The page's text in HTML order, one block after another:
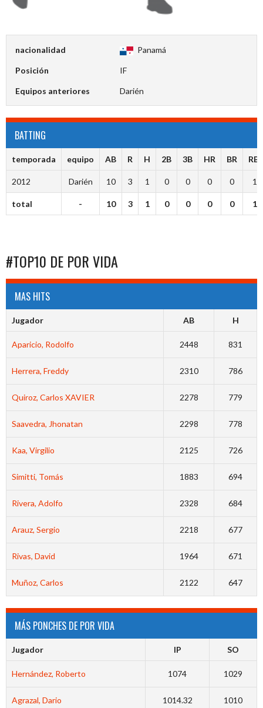
nacionalidad Panamá
Posición IF
Equipos anteriores Darién
BATTING
temporada equipo AB R H 2B 3B HR BR RBI
2012 Darién 10 3 1 0 0 0 0 1
total - 10 3 1 0 0 0 0 1
#TOP10 DE POR VIDA
MAS HITS
Jugador AB H
Aparicio, Rodolfo 2448 831
Herrera, Freddy 2310 786
Quiroz, Carlos XAVIER 2278 779
Saavedra, Jhonatan 2298 778
Kaa, Virgilio 2125 726
Simitti, Tomás 1883 694
Rivera, Adolfo 2328 684
Arauz, Sergio 2218 677
Rivas, David 1964 671
Muñoz, Carlos 2122 647
MÁS PONCHES DE POR VIDA
Jugador IP SO
Hernández, Roberto 1074 1029
Agrazal, Dario 1014.32 1010